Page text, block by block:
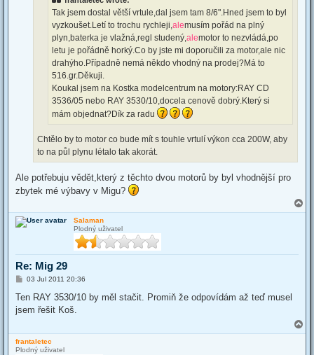
Tak jsem dostal větší vrtule,dal jsem tam 8/6".Hned jsem to byl
vyzkoušet.Letí to trochu rychleji,alemusím pořád na plný
plyn,baterka je vlažná,regl studený,alemotor to nezvládá,po
letu je pořádně horký.Co by jste mi doporučili za motor,ale nic
drahýho.Případně nemá někdo vhodný na prodej?Má to
516.gr.Děkuji.
Koukal jsem na Kostka modelcentrum na motory:RAY CD
3536/05 nebo RAY 3530/10,docela cenově dobrý.Který si
mám objednat?Dík za radu
Chtělo by to motor co bude mít s touhle vrtulí výkon cca 200W, aby
to na půl plynu létalo tak akorát.
Ale potřebuju vědět,který z těchto dvou motorů by byl vhodnější pro
zbytek mé výbavy v Migu?
o
Salaman
Plodný uživatel
Re: Mig 29
P
s
03 Jul 2011 20:36
Ten RAY 3530/10 by měl stačit. Promiň že odpovídám až teď musel
jsem řešit Koš.
o
frantaletec
Plodný uživatel